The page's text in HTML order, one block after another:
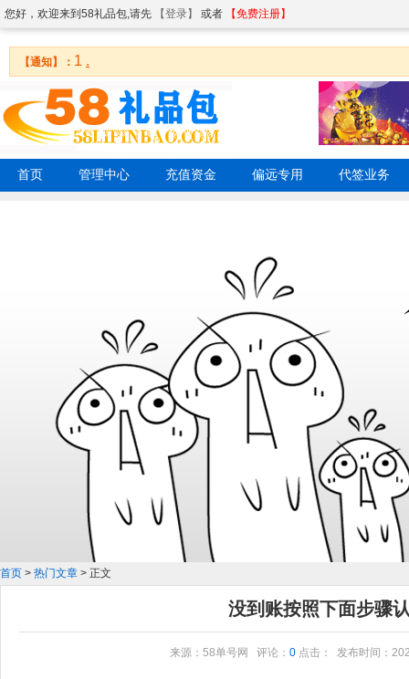
您好，欢迎来到58礼品包,请先 【登录】 或者 【免费注册】
【通知】： 1 .
首页 管理中心 充值资金 偏远专用 代签业务
首页 > 热门文章 > 正文
没到账按照下面步骤
来源：58单号网 评论：0 点击： 发布时间：